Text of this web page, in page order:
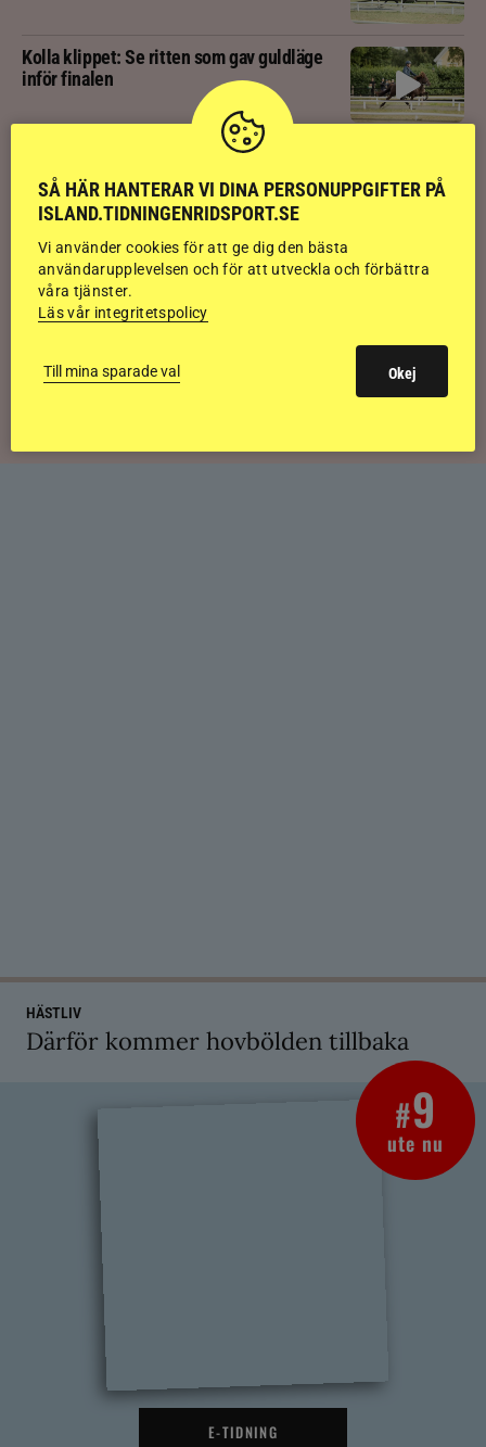
Kolla klippet: Se ritten som gav guldläge
inför finalen
Kolla klippet: Svenskägda hingsten bäst
av sexåringarna på Landsmót
Kolla klippet: Gljátoppur-dotterns
historiska bedömning
islandshäst
HÄSTLIV
Därför kommer hovbölden tillbaka
#9
ute nu
E-TIDNING
SÅ HÄR HANTERAR VI DINA PERSONUPPGIFTER PÅ
ISLAND.TIDNINGENRIDSPORT.SE
Vi använder cookies för att ge dig den bästa
användarupplevelsen och för att utveckla och förbättra
våra tjänster.
Läs vår integritetspolicy
Till mina sparade val Okej